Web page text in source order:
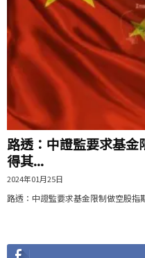
路透：中證監要求基
得其...
2024年01月25日
路透：中證監要求基金限制做空股指